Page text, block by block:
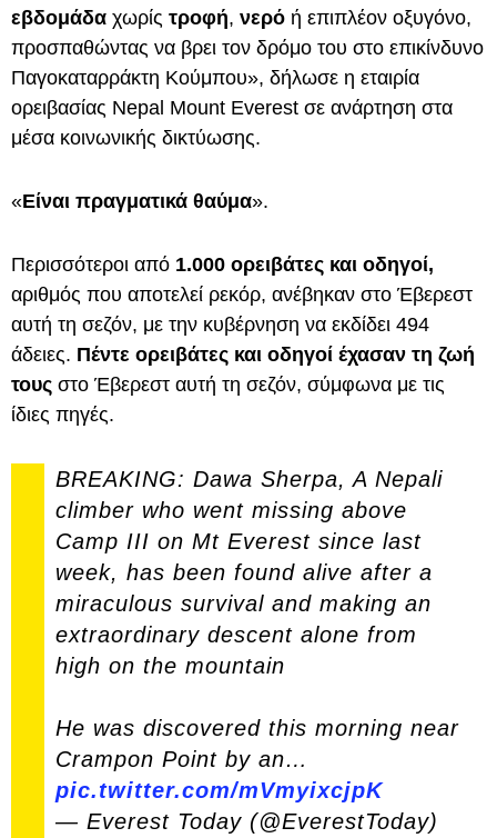
εβδομάδα χωρίς τροφή, νερό ή επιπλέον οξυγόνο,
προσπαθώντας να βρει τον δρόμο του στο επικίνδυνο
Παγοκαταρράκτη Κούμπου», δήλωσε η εταιρία
ορειβασίας Nepal Mount Everest σε ανάρτηση στα
μέσα κοινωνικής δικτύωσης.
«Είναι πραγματικά θαύμα».
Περισσότεροι από 1.000 ορειβάτες και οδηγοί,
αριθμός που αποτελεί ρεκόρ, ανέβηκαν στο Έβερεστ
αυτή τη σεζόν, με την κυβέρνηση να εκδίδει 494
άδειες. Πέντε ορειβάτες και οδηγοί έχασαν τη ζωή
τους στο Έβερεστ αυτή τη σεζόν, σύμφωνα με τις
ίδιες πηγές.
BREAKING: Dawa Sherpa, A Nepali
climber who went missing above
Camp III on Mt Everest since last
week, has been found alive after a
miraculous survival and making an
extraordinary descent alone from
high on the mountain
He was discovered this morning near
Crampon Point by an…
pic.twitter.com/mVmyixcjpK
— Everest Today (@EverestToday)